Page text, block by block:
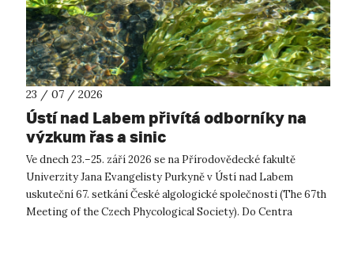
23 / 07 / 2026
Ústí nad Labem přivítá odborníky na
výzkum řas a sinic
Ve dnech 23.–25. září 2026 se na Přírodovědecké fakultě
Univerzity Jana Evangelisty Purkyně v Ústí nad Labem
uskuteční 67. setkání České algologické společnosti (The 67th
Meeting of the Czech Phycological Society). Do Centra